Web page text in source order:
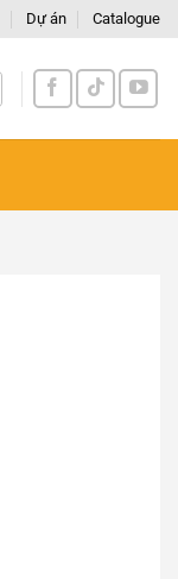
Dự án Catalogue